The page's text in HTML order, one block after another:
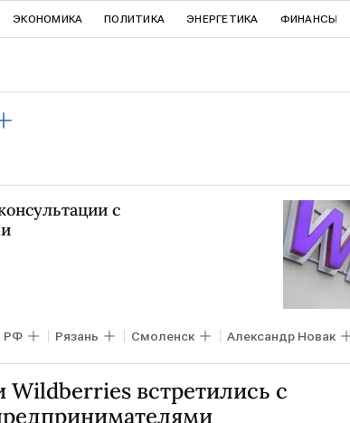
ЭКОНОМИКА ПОЛИТИКА ЭНЕРГЕТИКА ФИНАНСЫ
с
РФ Рязань Смоленск Александр Новак
Минфин
Wildberries встретились с